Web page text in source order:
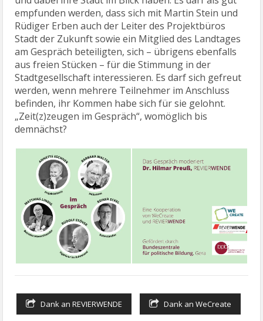
empfunden werden, dass sich mit Martin Stein und
Rüdiger Erben auch der Leiter des Projektbüros
Stadt der Zukunft sowie ein Mitglied des Landtages
am Gespräch beteiligten, sich – übrigens ebenfalls
aus freien Stücken – für die Stimmung in der
Stadtgesellschaft interessieren. Es darf sich gefreut
werden, wenn mehrere Teilnehmer im Anschluss
befinden, ihr Kommen habe sich für sie gelohnt.
„Zeit(z)zeugen im Gespräch“, womöglich bis
demnächst?
Dank an REVIERWENDE Dank an WeCreate